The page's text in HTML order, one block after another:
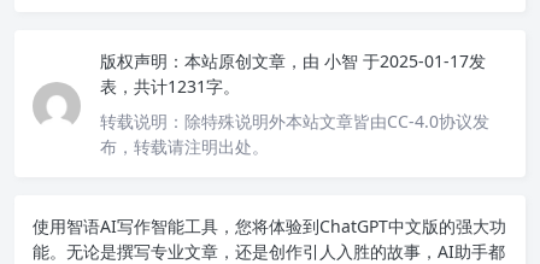
版权声明： 本站原创文章，由 小智 于2025-01-17发
表，共计1231字。
转载说明： 除特殊说明外本站文章皆由CC-4.0协议发
布，转载请注明出处。
使用智语AI写作智能工具，您将体验到ChatGPT中文版的强大功
能。无论是撰写专业文章，还是创作引人入胜的故事，AI助手都